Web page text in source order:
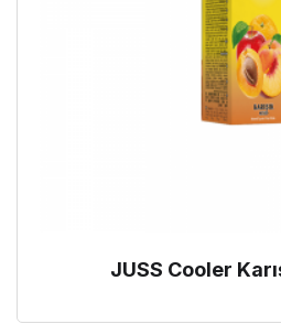
JUSS Cooler